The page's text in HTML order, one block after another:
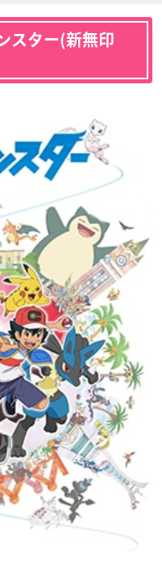
スター(新無印